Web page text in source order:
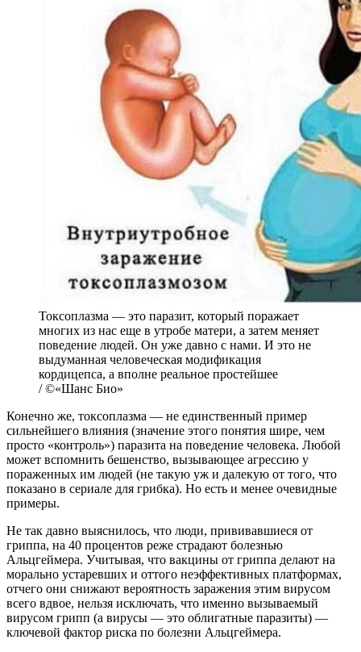
Токсоплазма — это паразит, который поражает
многих из нас еще в утробе матери, а затем меняет
поведение людей. Он уже давно с нами. И это не
выдуманная человеческая модификация
кордицепса, а вполне реальное простейшее
/ ©«Шанс Био»
Конечно же, токсоплазма — не единственный пример
сильнейшего влияния (значение этого понятия шире, чем
просто «контроль») паразита на поведение человека. Любой
может вспомнить бешенство, вызывающее агрессию у
пораженных им людей (не такую уж и далекую от того, что
показано в сериале для грибка). Но есть и менее очевидные
примеры.
Не так давно выяснилось, что люди, прививавшиеся от
гриппа, на 40 процентов реже страдают болезнью
Альцгеймера. Учитывая, что вакцины от гриппа делают на
морально устаревших и оттого неэффективных платформах,
отчего они снижают вероятность заражения этим вирусом
всего вдвое, нельзя исключать, что именно вызываемый
вирусом грипп (а вирусы — это облигатные паразиты) —
ключевой фактор риска по болезни Альцгеймера.